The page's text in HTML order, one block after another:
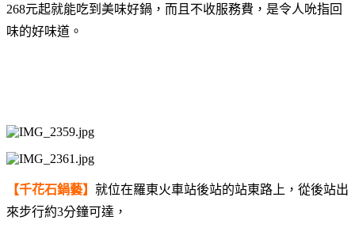
268元起就能吃到美味好鍋，而且不收服務費，是令人吮指回
味的好味道。
【千花石鍋藝】 就位在羅東火車站後站的站東路上， 從後站出
來步行約3分鐘可達，